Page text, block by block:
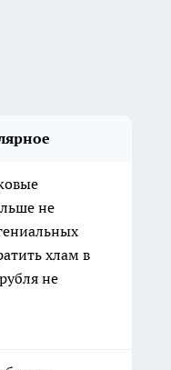
не
хлам в
не